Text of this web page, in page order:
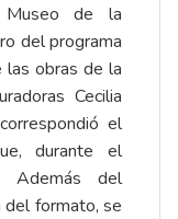
de la
del programa
las obras de la
Cecilia
el
durante el
Además del
del formato, se